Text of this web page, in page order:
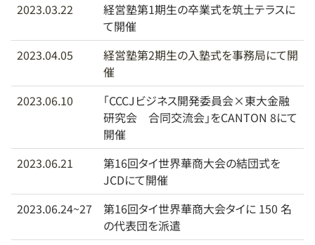
2023.03.22
経営塾第1期生の卒業式を筑土テラスに
て開催
2023.04.05
経営塾第2期生の入塾式を事務局にて開
催
2023.06.10
「CCCJビジネス開発委員会×東大金融
研究会 合同交流会」をCANTON 8にて
開催
2023.06.21
第16回タイ世界華商大会の結団式を
JCDにて開催
2023.06.24~27
第16回タイ世界華商大会タイに 150 名
の代表団を派遣